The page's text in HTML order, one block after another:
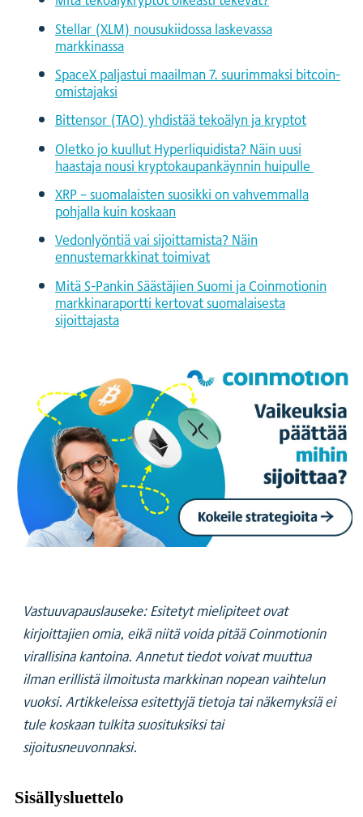
Stellar (XLM) nousukiidossa laskevassa
markkinassa
SpaceX paljastui maailman 7. suurimmaksi bitcoin-
omistajaksi
Bittensor (TAO) yhdistää tekoälyn ja kryptot
Oletko jo kuullut Hyperliquidista? Näin uusi
haastaja nousi kryptokaupankäynnin huipulle
XRP – suomalaisten suosikki on vahvemmalla
pohjalla kuin koskaan
Vedonlyöntiä vai sijoittamista? Näin
ennustemarkkinat toimivat
Mitä S-Pankin Säästäjien Suomi ja Coinmotionin
markkinaraportti kertovat suomalaisesta
sijoittajasta
Vastuuvapauslauseke: Esitetyt mielipiteet ovat
kirjoittajien omia, eikä niitä voida pitää Coinmotionin
virallisina kantoina. Annetut tiedot voivat muuttua
ilman erillistä ilmoitusta markkinan nopean vaihtelun
vuoksi. Artikkeleissa esitettyjä tietoja tai näkemyksiä ei
tule koskaan tulkita suosituksiksi tai
sijoitusneuvonnaksi.
Sisällysluettelo